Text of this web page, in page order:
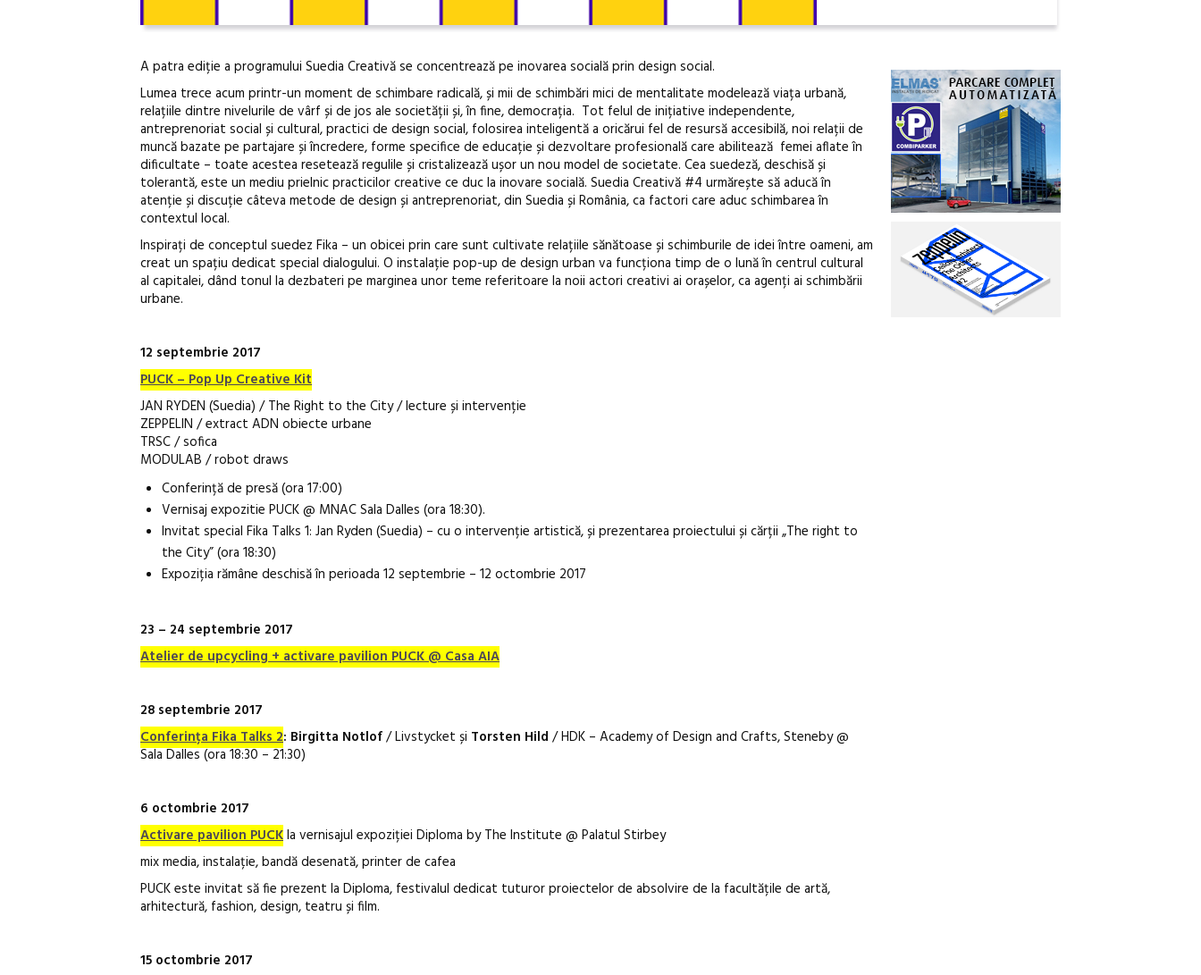
A patra ediție a programului Suedia Creativă se concentrează pe inovarea socială prin design social.
Lumea trece acum printr-un moment de schimbare radicală, și mii de schimbări mici de mentalitate modelează viața urbană,
relațiile dintre nivelurile de vârf și de jos ale societății și, în fine, democrația. Tot felul de inițiative independente,
antreprenoriat social și cultural, practici de design social, folosirea inteligentă a oricărui fel de resursă accesibilă, noi relații de
muncă bazate pe partajare și încredere, forme specifice de educație și dezvoltare profesională care abilitează femei aflate în
dificultate – toate acestea resetează regulile și cristalizează ușor un nou model de societate. Cea suedeză, deschisă și
tolerantă, este un mediu prielnic practicilor creative ce duc la inovare socială. Suedia Creativă #4 urmărește să aducă în
atenție și discuție câteva metode de design și antreprenoriat, din Suedia și România, ca factori care aduc schimbarea în
contextul local.
Inspirați de conceptul suedez Fika – un obicei prin care sunt cultivate relațiile sănătoase și schimburile de idei între oameni, am
creat un spațiu dedicat special dialogului. O instalație pop-up de design urban va funcționa timp de o lună în centrul cultural
al capitalei, dând tonul la dezbateri pe marginea unor teme referitoare la noii actori creativi ai orașelor, ca agenți ai schimbării
urbane.
12 septembrie 2017
PUCK – Pop Up Creative Kit
JAN RYDEN (Suedia) / The Right to the City / lecture și intervenție
ZEPPELIN / extract ADN obiecte urbane
TRSC / sofica
MODULAB / robot draws
Conferință de presă (ora 17:00)
Vernisaj expozitie PUCK @ MNAC Sala Dalles (ora 18:30).
Invitat special Fika Talks 1: Jan Ryden (Suedia) – cu o intervenție artistică, și prezentarea proiectului și cărții „The right to
the City” (ora 18:30)
Expoziția rămâne deschisă în perioada 12 septembrie – 12 octombrie 2017
23 – 24 septembrie 2017
Atelier de upcycling + activare pavilion PUCK @ Casa AIA
28 septembrie 2017
Conferința Fika Talks 2: Birgitta Notlof/ Livstycket și Torsten Hild / HDK – Academy of Design and Crafts, Steneby @
Sala Dalles (ora 18:30 – 21:30)
6 octombrie 2017
Activare pavilion PUCKla vernisajul expoziției Diploma by The Institute @ Palatul Stirbey
mix media, instalație, bandă desenată, printer de cafea
PUCK este invitat să fie prezent la Diploma, festivalul dedicat tuturor proiectelor de absolvire de la facultățile de artă,
arhitectură, fashion, design, teatru și film.
15 octombrie 2017